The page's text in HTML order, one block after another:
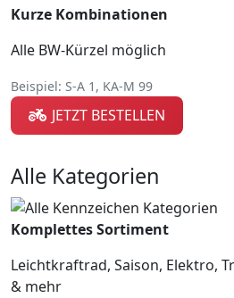
Kurze Kombinationen
Alle BW-Kürzel möglich
Beispiel: S-A 1, KA-M 99
JETZT BESTELLEN
Alle Kategorien
Komplettes Sortiment
Leichtkraftrad, Saison, Elektro,
& mehr